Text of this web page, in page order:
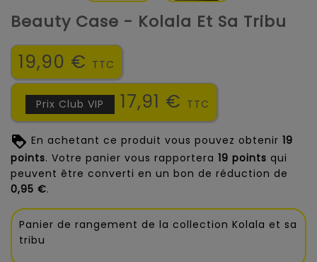
Beauty Case - Kolala Et Sa Tribu
19,90 € TTC
Prix Club VIP 17,91 € TTC
En achetant ce produit vous pouvez obtenir 19
points. Votre panier vous rapportera 19 points qui
peuvent être converti en un bon de réduction de
0,95 €.
Panier de rangement de la collection Kolala et sa
tribu